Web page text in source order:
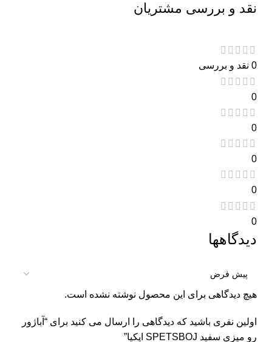
نقد و بررسی مشتریان
0 نقد و بررسی
0
0
0
0
0
دیدگاهها
هیچ دیدگاهی برای این محصول نوشته نشده است.
اولین نفری باشید که دیدگاهی را ارسال می کنید برای “آباژور
رو ميزي سفيد SPETSBOJ ايكيا”